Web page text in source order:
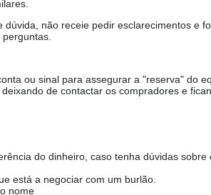
não receie pedir esclarecimentos e
ou sinal para assegurar a "reserva" do
de contactar os compradores e
do dinheiro, caso tenha dúvidas sobre
está a negociar com um burlão.
nome